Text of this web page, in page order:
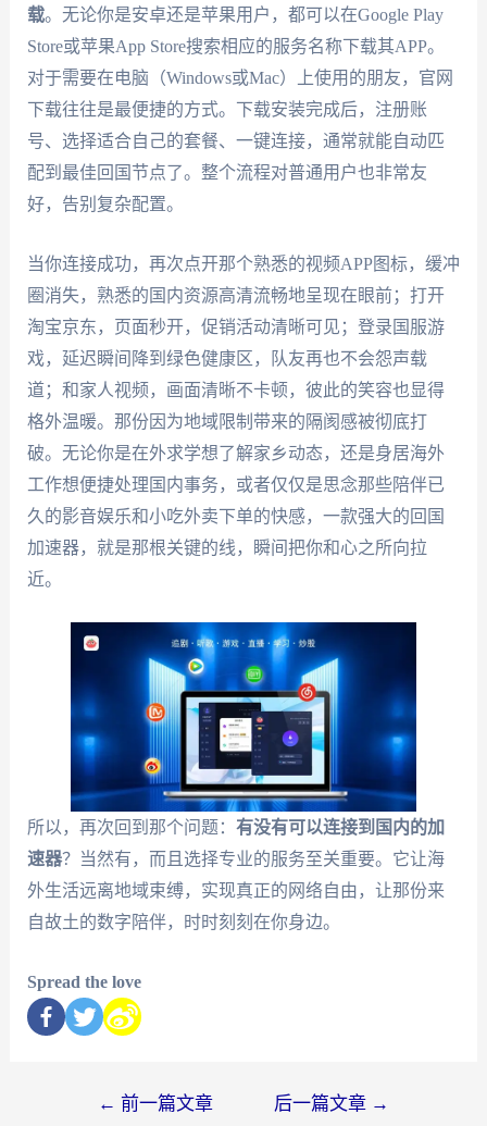
载。无论你是安卓还是苹果用户，都可以在Google Play
Store或苹果App Store搜索相应的服务名称下载其APP。
对于需要在电脑（Windows或Mac）上使用的朋友，官网
下载往往是最便捷的方式。下载安装完成后，注册账
号、选择适合自己的套餐、一键连接，通常就能自动匹
配到最佳回国节点了。整个流程对普通用户也非常友
好，告别复杂配置。
当你连接成功，再次点开那个熟悉的视频APP图标，缓冲
圈消失，熟悉的国内资源高清流畅地呈现在眼前；打开
淘宝京东，页面秒开，促销活动清晰可见；登录国服游
戏，延迟瞬间降到绿色健康区，队友再也不会怨声载
道；和家人视频，画面清晰不卡顿，彼此的笑容也显得
格外温暖。那份因为地域限制带来的隔阂感被彻底打
破。无论你是在外求学想了解家乡动态，还是身居海外
工作想便捷处理国内事务，或者仅仅是思念那些陪伴已
久的影音娱乐和小吃外卖下单的快感，一款强大的回国
加速器，就是那根关键的线，瞬间把你和心之所向拉
近。
所以，再次回到那个问题： 有没有可以连接到国内的加
速器？当然有，而且选择专业的服务至关重要。它让海
外生活远离地域束缚，实现真正的网络自由，让那份来
自故土的数字陪伴，时时刻刻在你身边。
Spread the love
← 前一篇文章 后一篇文章 →